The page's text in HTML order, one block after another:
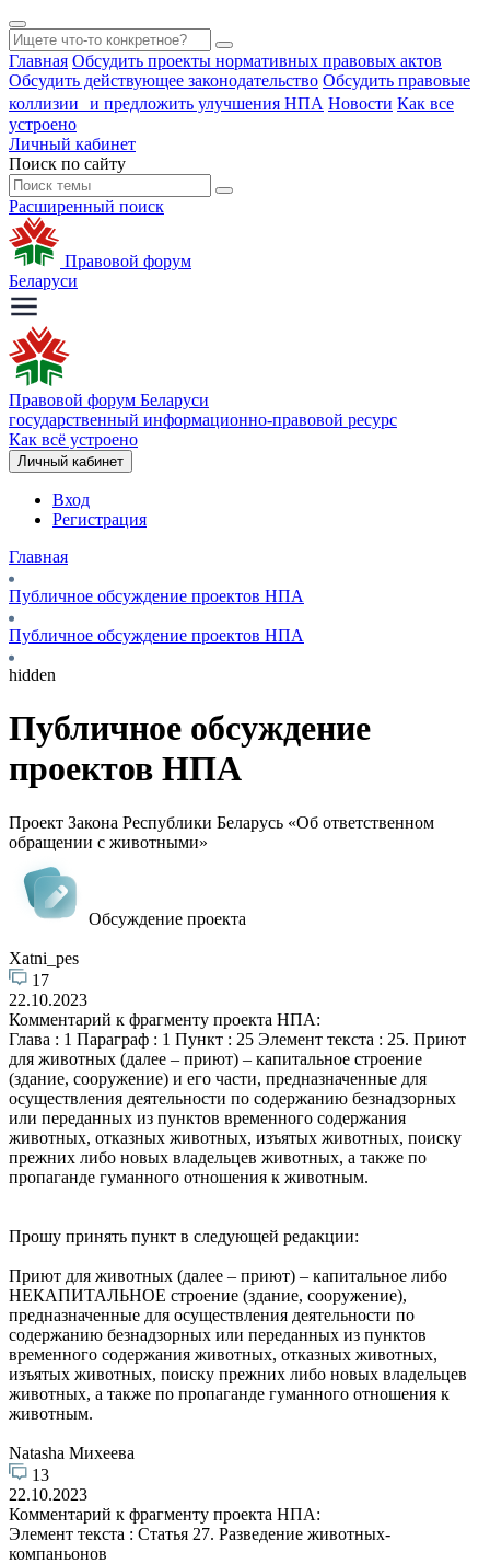
Главная Обсудить проекты нормативных правовых актов
Обсудить действующее законодательство Обсудить правовые
коллизии и предложить улучшения НПА Новости Как все
устроено
Личный кабинет
Поиск по сайту
Расширенный поиск
Правовой форум
Беларуси
Правовой форум Беларуси
государственный информационно-правовой ресурс
Как всё устроено
Личный кабинет
Вход
Регистрация
Главная
Публичное обсуждение проектов НПА
Публичное обсуждение проектов НПА
hidden
Публичное обсуждение
проектов НПА
Проект Закона Республики Беларусь «Об ответственном
обращении с животными»
Обсуждение проекта
Xatni_pes
17
22.10.2023
Комментарий к фрагменту проекта НПА:
Глава : 1 Параграф : 1 Пункт : 25 Элемент текста : 25. Приют
для животных (далее – приют) – капитальное строение
(здание, сооружение) и его части, предназначенные для
осуществления деятельности по содержанию безнадзорных
или переданных из пунктов временного содержания
животных, отказных животных, изъятых животных, поиску
прежних либо новых владельцев животных, а также по
пропаганде гуманного отношения к животным.
Прошу принять пункт в следующей редакции:
Приют для животных (далее – приют) – капитальное либо
НЕКАПИТАЛЬНОЕ строение (здание, сооружение),
предназначенные для осуществления деятельности по
содержанию безнадзорных или переданных из пунктов
временного содержания животных, отказных животных,
изъятых животных, поиску прежних либо новых владельцев
животных, а также по пропаганде гуманного отношения к
животным.
Natasha Михеева
13
22.10.2023
Комментарий к фрагменту проекта НПА:
Элемент текста : Статья 27. Разведение животных-
компаньонов